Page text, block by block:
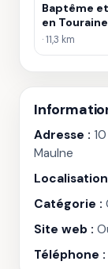
Baptême
en Touraine
· 11,3 km
Adresse :
Maulne
Catégorie :
Site web :
Téléphone :